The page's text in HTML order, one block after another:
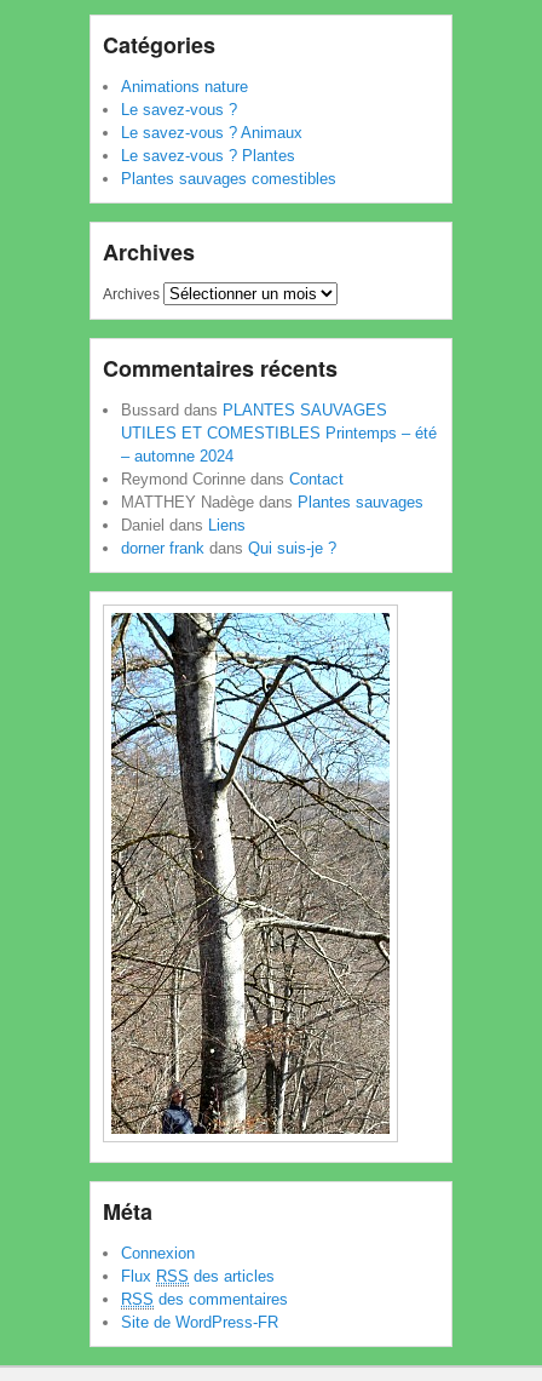
Catégories
Animations nature
Le savez-vous ?
Le savez-vous ? Animaux
Le savez-vous ? Plantes
Plantes sauvages comestibles
Archives
Archives
Commentaires récents
Bussard dans PLANTES SAUVAGES
UTILES ET COMESTIBLES Printemps – été
– automne 2024
Reymond Corinne dans Contact
MATTHEY Nadège dans Plantes sauvages
Daniel dans Liens
dorner frank dans Qui suis-je ?
Méta
Connexion
Flux RSS des articles
RSS des commentaires
Site de WordPress-FR